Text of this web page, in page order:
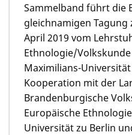
Sammelband führt die
gleichnamigen Tagung
April 2019 vom
Ethnologie/Volkskunde
Maximilians-
Kooperation mit der
Brandenburgische
Europäische
Universität zu Berlin